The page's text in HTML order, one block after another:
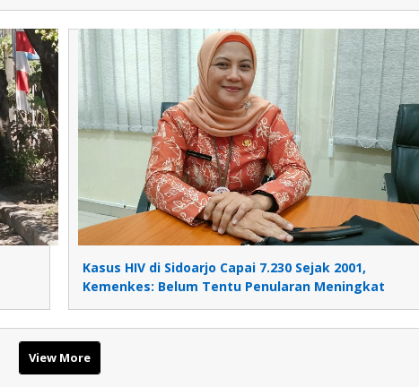
Kasus HIV di Sidoarjo Capai 7.230 Sejak 2001,
Kemenkes: Belum Tentu Penularan Meningkat
View More